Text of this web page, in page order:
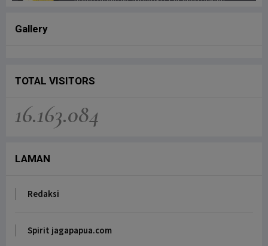
Jagapapua TV
Wamafma, ke Manokwari Selatan, Fokus pada
Sarana Pendidikan.
di DPD RI
Gallery
TOTAL VISITORS
16.163.084
LAMAN
Redaksi
Spirit jagapapua.com